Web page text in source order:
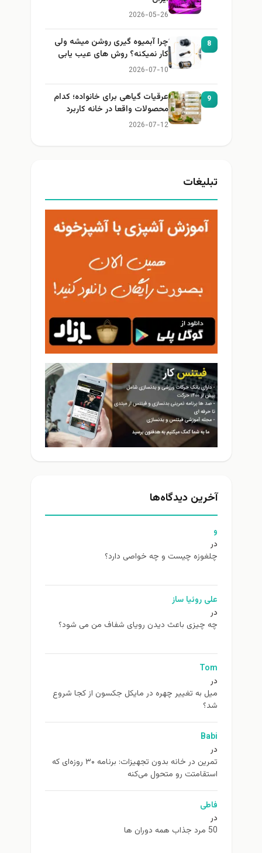
2026-05-26
8
چرا آبمیوه گیری روشن میشه ولی
کار نمیکنه؟ روش های عیب یابی
2026-07-10
9
عرقیات گیاهی برای خانواده؛ کدام
محصولات واقعا در خانه کاربرد
دارند؟
2026-07-12
تبلیغات
آخرین دیدگاه‌ها
و
در
چلغوزه چیست و چه خواصی دارد؟
علی روئیا ساز
در
چه چیزی باعث دیدن رویای شفاف من می شود؟
Tom
در
ميل به تغيير چهره در مایکل جکسون از كجا شروع
شد؟
Babi
در
تمرین در خانه بدون تجهیزات: برنامه ۳۰ روزه‌ای که
استقامتت رو متحول می‌کنه
فاطی
در
50 مرد جذاب همه دوران ها